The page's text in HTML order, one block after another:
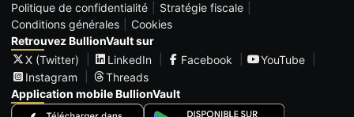
Politique de confidentialité
Stratégie fiscale
Conditions générales
Cookies
Retrouvez BullionVault sur
X (Twitter)
LinkedIn Facebook
YouTube
Instagram
Threads
Application mobile BullionVault